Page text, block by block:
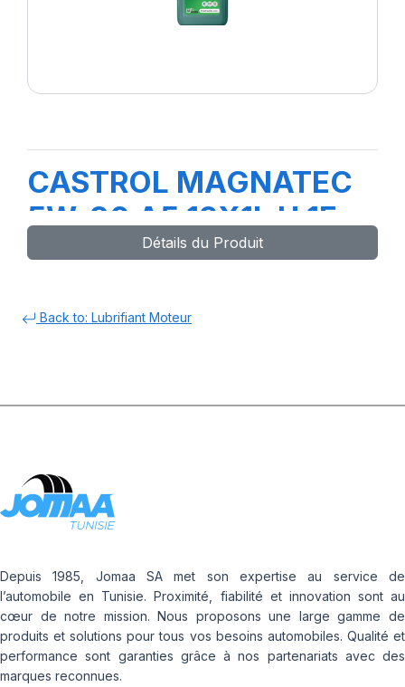
CASTROL MAGNATEC
5W-30 A5 12X1L H 1F
Détails du Produit
Back to: Lubrifiant Moteur
Depuis 1985, Jomaa SA met son expertise au service de
l’automobile en Tunisie. Proximité, fiabilité et innovation sont au
cœur de notre mission. Nous proposons une large gamme de
produits et solutions pour tous vos besoins automobiles. Qualité et
performance sont garanties grâce à nos partenariats avec des
marques reconnues.